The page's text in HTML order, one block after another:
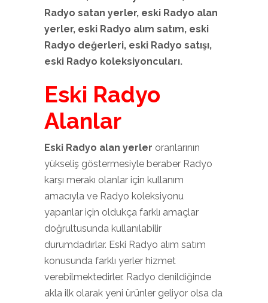
Radyo satan yerler, eski Radyo alan
yerler, eski Radyo alım satım, eski
Radyo değerleri, eski Radyo satışı,
eski Radyo koleksiyoncuları.
Eski Radyo
Alanlar
Eski Radyo alan yerler oranlarının
yükseliş göstermesiyle beraber Radyo
karşı merakı olanlar için kullanım
amacıyla ve Radyo koleksiyonu
yapanlar için oldukça farklı amaçlar
doğrultusunda kullanılabilir
durumdadırlar. Eski Radyo alım satım
konusunda farklı yerler hizmet
verebilmektedirler. Radyo denildiğinde
akla ilk olarak yeni ürünler geliyor olsa da